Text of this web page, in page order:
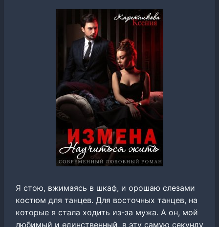
Я стою, вжимаясь в шкаф, и орошаю слезами
костюм для танцев. Для восточных танцев, на
которые я стала ходить из-за мужа. А он, мой
любимый и единственный, в эту самую секунду